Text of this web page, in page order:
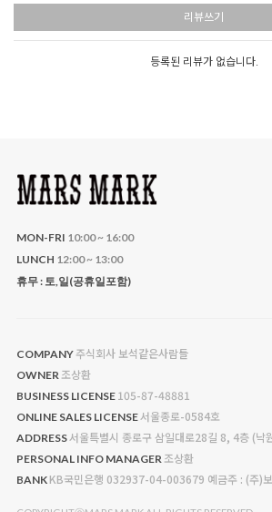
리뷰쓰기
등록된 리뷰가 없습니다.
MON-FRI 10:00 ~ 16:00
LUNCH 12:00 ~ 13:00
휴무 : 토,일(공휴일포함)
COMPANY 주식회사 보석같은사람들
OWNER 조상환
BUSINESS LICENSE 105-87-48881
ONLINE SALES LICENSE서울종로-0584호
ADDRESS서울특별시 종로구 삼일대로28길 8, 4층 (낙
PERSONAL INFO MANAGER 조상환
BANK KB국민은행 032937-04-003679 예금주 : (주)